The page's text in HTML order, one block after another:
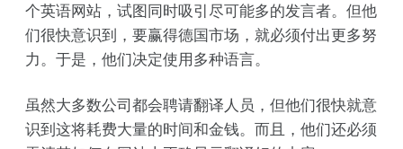
个英语网站，试图同时吸引尽可能多的发言者。但他
们很快意识到，要赢得德国市场，就必须付出更多努
力。于是，他们决定使用多种语言。
虽然大多数公司都会聘请翻译人员，但他们很快就意
识到这将耗费大量的时间和金钱。而且，他们还必须